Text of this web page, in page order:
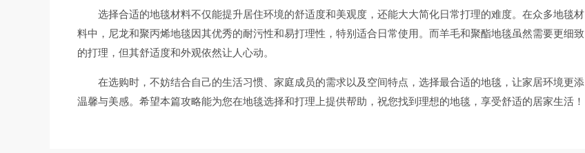
选择合适的地毯材料不仅能提升居住环境的舒适度和美观度，还能大大简化日常打理的难度。在众多地毯材
料中，尼龙和聚丙烯地毯因其优秀的耐污性和易打理性，特别适合日常使用。而羊毛和聚酯地毯虽然需要更细致
的打理，但其舒适度和外观依然让人心动。
在选购时，不妨结合自己的生活习惯、家庭成员的需求以及空间特点，选择最合适的地毯，让家居环境更添
温馨与美感。希望本篇攻略能为您在地毯选择和打理上提供帮助，祝您找到理想的地毯，享受舒适的居家生活！